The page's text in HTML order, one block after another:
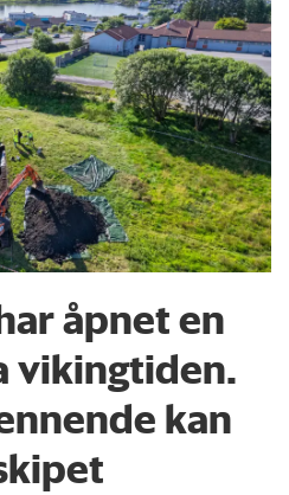
åpnet en
vikingtiden.
kan